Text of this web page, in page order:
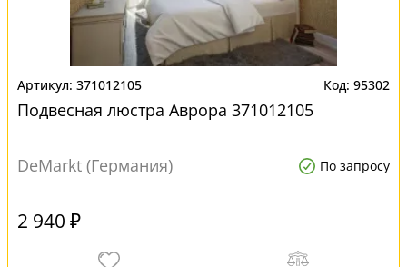
371012105 95302
Подвесная люстра Аврора 371012105
DeMarkt (Германия) По запросу
2 940 ₽